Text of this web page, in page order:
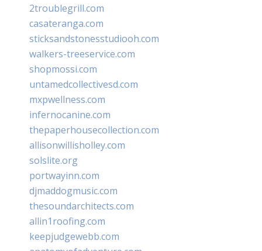
2troublegrill.com
casateranga.com
sticksandstonesstudiooh.com
walkers-treeservice.com
shopmossi.com
untamedcollectivesd.com
mxpwellness.com
infernocanine.com
thepaperhousecollection.com
allisonwillisholley.com
solslite.org
portwayinn.com
djmaddogmusic.com
thesoundarchitects.com
allin1roofing.com
keepjudgewebb.com